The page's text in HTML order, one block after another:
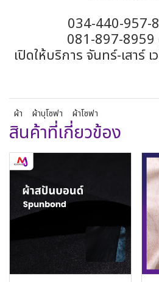
034-440-957-
081-897-
เปิดให้บริการ จันทร์-เสาร์
ผ้า ผ้าบุโซฟา ผ้าโซฟา
สินค้าที่เกี่ยวข้อง